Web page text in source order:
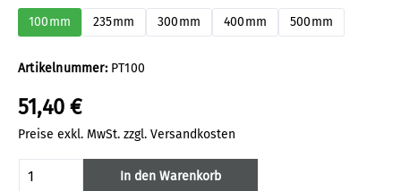
Artikelnummer: PT100
51,40 €
Preise exkl. MwSt. zzgl. Versandkosten
100mm 235mm 300mm 400mm 500mm
Produkt Anzahl: Gib den gewünschten
In den Warenkorb